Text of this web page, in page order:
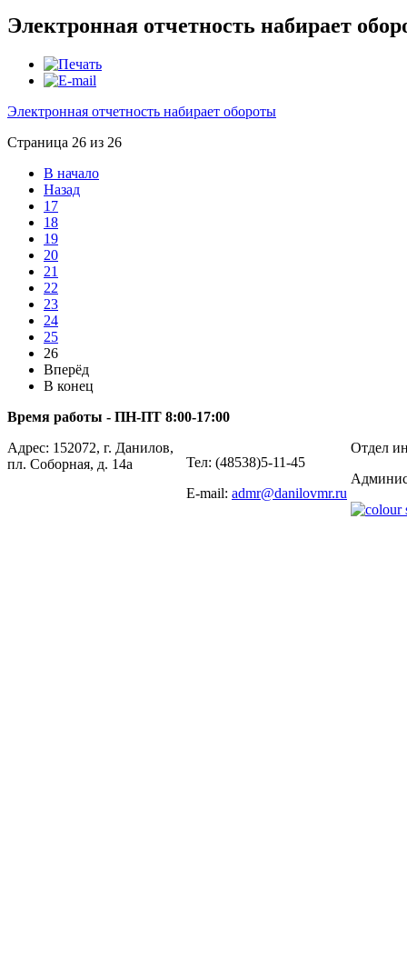
Электронная отчетность набирает
Электронная отчетность набирает обороты
Страница 26 из 26
В начало
Назад
17
18
19
20
21
22
23
24
25
26
Вперёд
В конец
Время работы - ПН-ПТ 8:00-17:00
Адрес: 152072, г. Данилов,
пл. Соборная, д. 14а
Тел: (48538)5-11-45
E-mail: admr@danilovmr.ru
Отдел